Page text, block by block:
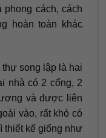
cách, cách
hoàn toàn khác
song lập là hai
nhà có 2 cổng, 2
và được liên
vào, rất khó có
thiết kế giống như